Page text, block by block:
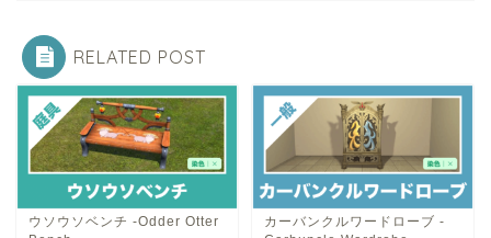
RELATED POST
ウソウソベンチ -Odder Otter
カーバンクルワードローブ -